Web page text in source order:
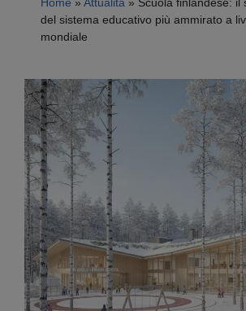
del sistema educativo più ammirato a
mondiale